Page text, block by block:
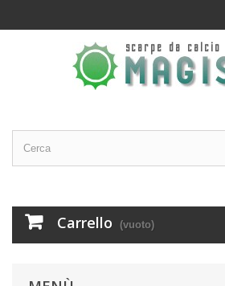
Carrello (vuoto)